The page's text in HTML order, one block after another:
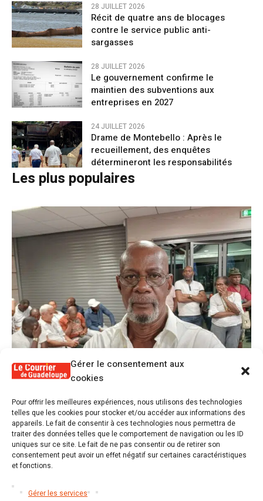
Gérer le consentement aux
cookies
Pour offrir les meilleures expériences, nous utilisons des technologies
telles que les cookies pour stocker et/ou accéder aux informations des
appareils. Le fait de consentir à ces technologies nous permettra de
traiter des données telles que le comportement de navigation ou les ID
uniques sur ce site. Le fait de ne pas consentir ou de retirer son
consentement peut avoir un effet négatif sur certaines caractéristiques
et fonctions.
Gérer les services
28 JUILLET 2026
Récit de quatre ans de blocages
contre le service public anti-
sargasses
28 JUILLET 2026
Le gouvernement confirme le
maintien des subventions aux
entreprises en 2027
24 JUILLET 2026
Drame de Montebello : Après le
recueillement, des enquêtes
détermineront les responsabilités
Les plus populaires
1 Alex Lollia : « Cédric Cornet développait
une forme de populisme qui aurait pu se
transformer en macoutisme »
2